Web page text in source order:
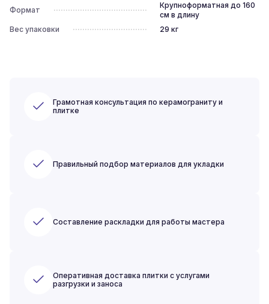
Формат
Крупноформатная до 160
см в длину
Вес упаковки
29 кг
Грамотная консультация по керамограниту и
плитке
Правильный подбор материалов для укладки
Составление раскладки для работы мастера
Оперативная доставка плитки с услугами
разгрузки и заноса